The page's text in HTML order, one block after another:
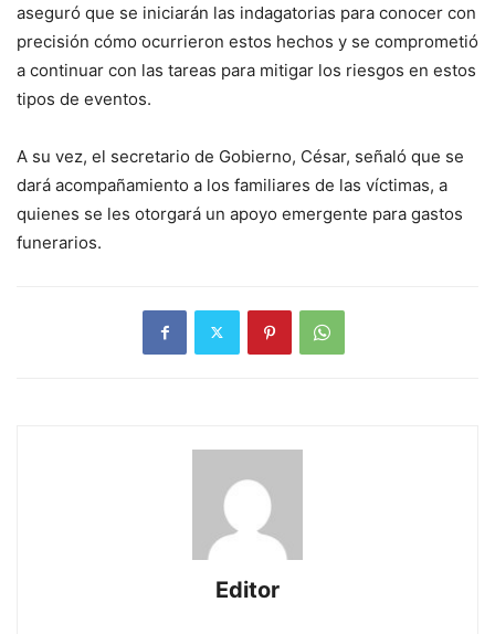
aseguró que se iniciarán las indagatorias para conocer con
precisión cómo ocurrieron estos hechos y se comprometió
a continuar con las tareas para mitigar los riesgos en estos
tipos de eventos.
A su vez, el secretario de Gobierno, César, señaló que se
dará acompañamiento a los familiares de las víctimas, a
quienes se les otorgará un apoyo emergente para gastos
funerarios.
Editor